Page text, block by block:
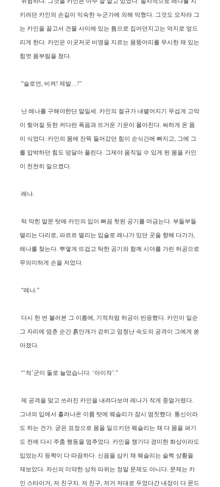
키려던 카인의 손길이 익숙한 누군가에 의해 막혔다. 그것도 모자라 그
는 카인을 끌고서 건물 사이에 있는 틈으로 집어던지고는 억지로 엎드
리게 한다. 카인은 이곳저곳 비명을 지르는 몸뚱어리를 무시한 채 있는
힘껏 몸부림을 쳤다.
“슬로언, 비켜! 제발…!”
난 레나를 구해야한단 말일세. 카인의 절규가 내뱉어지기 무섭게 고막
이 찢어질 듯한 커다란 폭음과 뜨거운 기운이 몰아친다. 싸하게 온 몸
이 식었다. 카인의 몸에 잔뜩 들어갔던 힘이 순식간에 빠지고, 그에 그
를 압박하던 힘도 덩달아 풀린다. 그제야 움직일 수 있게 된 몸을 카인
이 천천히 일으켰다.
레나.
턱 막힌 말문 탓에 카인의 입이 뻐끔 헛된 공기를 머금는다. 부들부들
떨리는 다리로, 파르르 떨리는 입술로 레나가 있던 곳을 향해 다가가,
레나를 찾는다. 뿌옇게 뜨겁고 탁한 공기와 함께 시야를 가린 허공으로
무의미하게 손을 저었다.
“레나.”
다시 한 번 불러본 그 이름에, 기적처럼 허공이 반응했다. 카인이 일순
그 자리에 멈춘 순간 흙안개가 걷히고 엄청난 속도의 공격이 그에게 쏟
아졌다.
“‘적’군이 둘로 늘었습니다. ‘아이작’.”
제 공격을 맞고 쓰러진 카인을 내려다보며 레나가 작게 중얼거렸다.
그녀의 입에서 흘러나온 이름 탓에 웨슬리가 잠시 멈칫했다. 통신이라
도 하는 건가. 굳은 표정으로 몸을 일으키던 웨슬리는 채 다 몸을 펴기
도 전에 다시 주춤 행동을 멈추었다. 카인을 챙기다 경미한 화상이라도
입었는지 등짝이 다 따끔하다. 신음을 삼키 채 웨슬리는 슬쩍 상황을
재보았다. 자신의 미약한 상처 따위는 정말 문제도 아니다. 문제는 카
인 스타이거, 저 친구지. 저 친구, 저거 저대로 두었다간 내장이 다 문드